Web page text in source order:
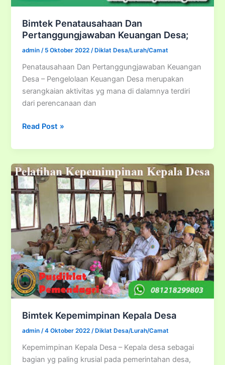
Bimtek Penatausahaan Dan
Pertanggungjawaban Keuangan Desa;
admin/ 5 Oktober 2022/ Diklat Desa/Lurah/Camat
Penatausahaan Dan Pertanggungjawaban Keuangan
Desa – Pengelolaan Keuangan Desa merupakan
serangkaian aktivitas yg mana di dalamnya terdiri
dari perencanaan dan
Bimtek
Dan
Pertanggungjawaban
Keuangan
Desa;
Read Post »
Bimtek Kepemimpinan Kepala Desa
admin/4 Oktober 2022/ Diklat Desa/Lurah/Camat
Kepemimpinan Kepala Desa – Kepala desa sebagai
bagian yg paling krusial pada pemerintahan desa,